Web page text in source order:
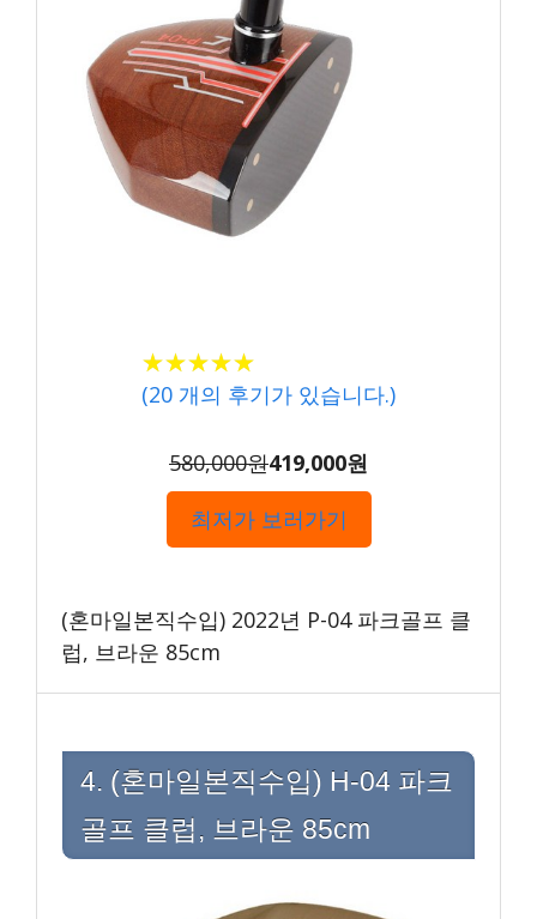
★★★★★
★★★★★
(20 개의 후기가 있습니다.)
580,000원419,000원
최저가 보러가기
(혼마일본직수입) 2022년 P-04 파크골프 클
럽, 브라운 85cm
4. (혼마일본직수입) H-04 파크
골프 클럽, 브라운 85cm